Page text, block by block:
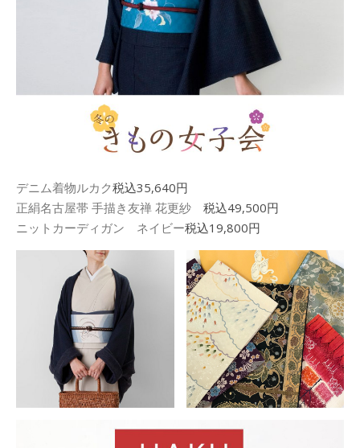
デニム着物ルカク税込35,640円
正絹名古屋帯 手描き友禅 花更紗 税込49,500円
ニットカーディガン ネイビー税込19,800円